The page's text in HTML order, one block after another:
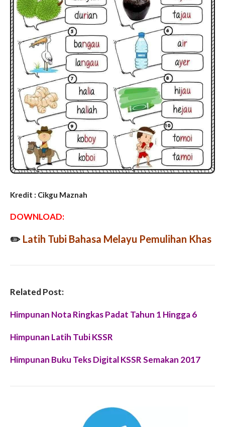
Kredit : Cikgu Maznah
DOWNLOAD:
✏️ Latih Tubi Bahasa Melayu Pemulihan Khas
Related Post:
Himpunan Nota Ringkas Padat Tahun 1 Hingga 6
Himpunan Latih Tubi KSSR
Himpunan Buku Teks Digital KSSR Semakan 2017